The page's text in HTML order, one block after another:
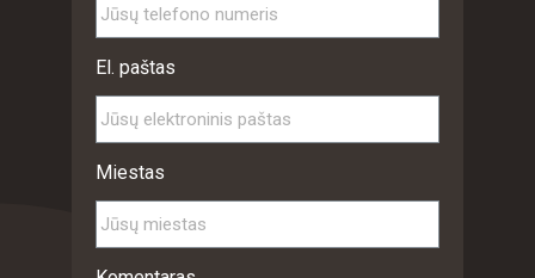
El. paštas
Miestas